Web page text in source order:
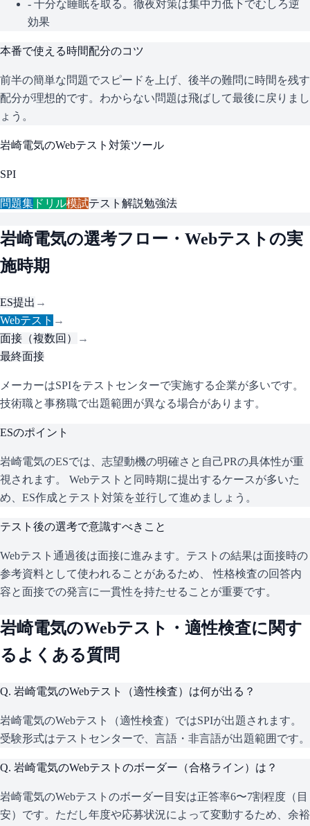
- 十分な睡眠を取る。徹夜対策は集中力低下でむしろ逆
効果
本番で使える時間配分のコツ
前半の簡単な問題でスピードを上げ、後半の難問に時間を残す
配分が理想的です。わからない問題は飛ばして最後に戻りまし
ょう。
岩崎電気のWebテスト対策ツール
SPI
問題集 ドリル模試テスト解説勉強法
岩崎電気の選考フロー・Webテストの実
施時期
ES提出 →
Webテスト →
面接（複数回）
→
最終面接
メーカーはSPIをテストセンターで実施する企業が多いです。
技術職と事務職で出題範囲が異なる場合があります。
ESのポイント
岩崎電気のESでは、志望動機の明確さと自己PRの具体性が重
視されます。 Webテストと同時期に提出するケースが多いた
め、ES作成とテスト対策を並行して進めましょう。
テスト後の選考で意識すべきこと
Webテスト通過後は面接に進みます。テストの結果は面接時の
参考資料として使われることがあるため、 性格検査の回答内
容と面接での発言に一貫性を持たせることが重要です。
岩崎電気のWebテスト・適性検査に関す
るよくある質問
Q. 岩崎電気のWebテスト（適性検査）は何が出る？
岩崎電気のWebテスト（適性検査）ではSPIが出題されます。
受験形式はテストセンターで、言語・非言語が出題範囲です。
Q. 岩崎電気のWebテストのボーダー（合格ライン）は？
岩崎電気のWebテストのボーダー目安は正答率6〜7割程度（目
安）です。ただし年度や応募状況によって変動するため、余裕